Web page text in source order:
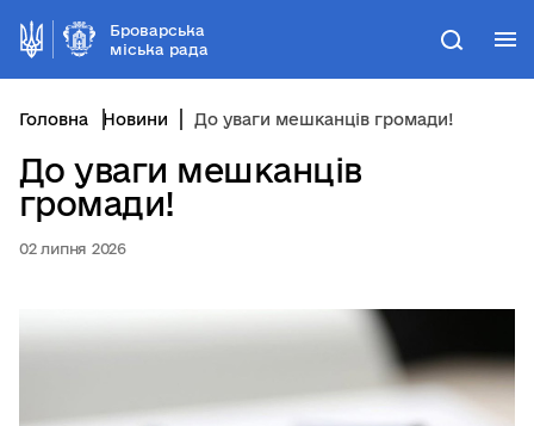
Броварська
міська рада
Пошук
Головна Новини До уваги мешканців громади!
До уваги мешканців
громади!
02 липня 2026